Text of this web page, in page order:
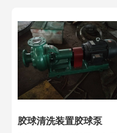
胶球清洗装置胶球泵